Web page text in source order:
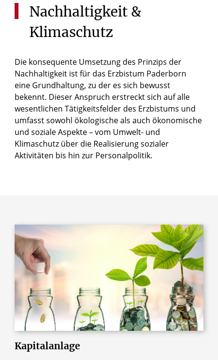
Nachhaltigkeit &
Klimaschutz
Die konsequente Umsetzung des Prinzips der
Nachhaltigkeit ist für das Erzbistum Paderborn
eine Grundhaltung, zu der es sich bewusst
bekennt. Dieser Anspruch erstreckt sich auf alle
wesentlichen Tätigkeitsfelder des Erzbistums und
umfasst sowohl ökologische als auch ökonomische
und soziale Aspekte – vom Umwelt- und
Klimaschutz über die Realisierung sozialer
Aktivitäten bis hin zur Personalpolitik.
© TZIDO SUN / Shutterstock.com
Kapitalanlage